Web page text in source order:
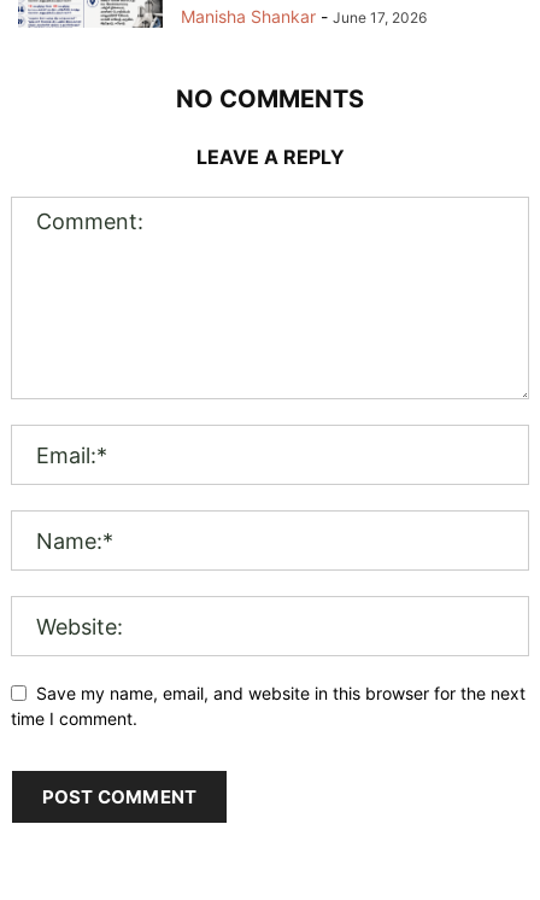
Manisha Shankar - June 17, 2026
NO COMMENTS
LEAVE A REPLY
Save my name, email, and website in this browser for the next
time I comment.